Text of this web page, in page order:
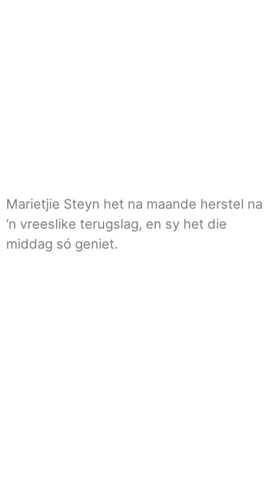
Marietjie Steyn het na maande herstel na
‘n vreeslike terugslag, en sy het die
middag só geniet.